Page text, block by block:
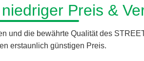
Preis &
und die bewährte Qualität des
erstaunlich günstigen Preis.